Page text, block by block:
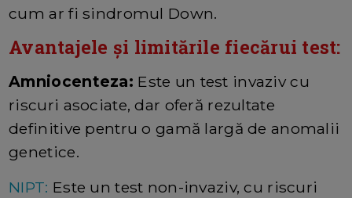
cum ar fi sindromul Down.
Avantajele și limitările fiecărui test:
Amniocenteza: Este un test invaziv cu
riscuri asociate, dar oferă rezultate
definitive pentru o gamă largă de anomalii
genetice.
NIPT: Este un test non-invaziv, cu riscuri